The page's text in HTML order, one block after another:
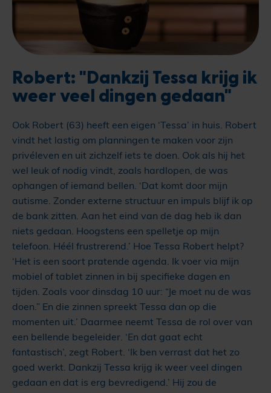
Robert: "Dankzij Tessa krijg ik
weer veel dingen gedaan"
Ook Robert (63) heeft een eigen ‘Tessa’ in huis. Robert
vindt het lastig om planningen te maken voor zijn
privéleven en uit zichzelf iets te doen. Ook als hij het
wel leuk of nodig vindt, zoals hardlopen, de was
ophangen of iemand bellen. ‘Dat komt door mijn
autisme. Zonder externe structuur en impuls blijf ik op
de bank zitten. Aan het eind van de dag heb ik dan
niets gedaan. Hoogstens een spelletje op mijn
telefoon. Héél frustrerend.’ Hoe Tessa Robert helpt?
‘Het is een soort pratende agenda. Ik voer via mijn
mobiel of tablet zinnen in bij specifieke dagen en
tijden. Zoals voor dinsdag 10 uur: “Je moet nu de was
doen.” En die zinnen spreekt Tessa dan op die
momenten uit.’ Daarmee neemt Tessa de rol over van
een bellende begeleider. ‘En dat gaat echt
fantastisch’, zegt Robert. ‘Ik ben verrast dat het zo
goed werkt. Dankzij Tessa krijg ik weer veel dingen
gedaan en dat is erg bevredigend.’ Hij zou de